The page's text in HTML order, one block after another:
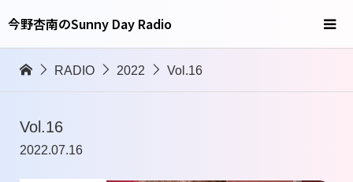
今野杏南のSunny Day Radio
RADIO 2022 Vol.16
Vol.16
2022.07.16